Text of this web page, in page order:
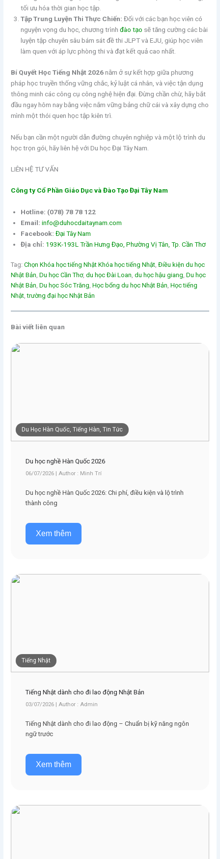
tối ưu hóa thời gian học tập.
Tập Trung Luyện Thi Thực Chiến: Đối với các bạn học viên có
nguyện vọng du học, chương trìnhđào tạo sẽ tăng cường các bài
luyện tập chuyên sâu bám sát đề thi JLPT và EJU, giúp học viên
làm quen với áp lực phòng thi và đạt kết quả cao nhất.
Bí Quyết Học Tiếng Nhật 2026nằm ở sự kết hợp giữa phương
pháp học truyền thống vững chắc, kỷ luật cá nhân, và việc tận dụng
thông minh các công cụ công nghệ hiện đại. Đừng chần chừ, hãy bắt
đầu ngay hôm nay bằng việc nắm vững bảng chữ cái và xây dựng cho
mình một thói quen học tập kiên trì.
Nếu bạn cần một người dẫn đường chuyên nghiệp và một lộ trình du
học trọn gói, hãy liên hệ với Du học Đại Tây Nam.
LIÊN HỆ TƯ VẤN
Công ty Cổ Phần Giáo Dục và Đào Tạo Đại Tây Nam
Hotline: (078) 78 78 122
Email: info@duhocdaitaynam.com
Facebook: Đại Tây Nam
Địa chỉ: 193K-193L Trần Hưng Đạo, Phường Vị Tân, Tp. Cần Thơ
Tag:Chọn Khóa học tiếng Nhật Khóa học tiếng Nhật, Điều kiện du học
Nhật Bản, Du học Cần Thơ, du học Đài Loan, du học hậu giang, Du học
Nhật Bản, Du học Sóc Trăng, Học bổng du học Nhật Bản, Học tiếng
Nhật, trường đại học Nhật Bản
Bài viết liên quan
Du Học Hàn Quốc, Tiếng Hàn, Tin Tức
Du học nghề Hàn Quốc 2026
06/07/2026 | Author : Minh Trí
Du học nghề Hàn Quốc 2026: Chi phí, điều kiện và lộ trình
thành công
Xem thêm
Tiếng Nhật
Tiếng Nhật dành cho đi lao động Nhật Bản
03/07/2026 | Author : Admin
Tiếng Nhật dành cho đi lao động – Chuẩn bị kỹ năng ngôn
ngữ trước
Xem thêm